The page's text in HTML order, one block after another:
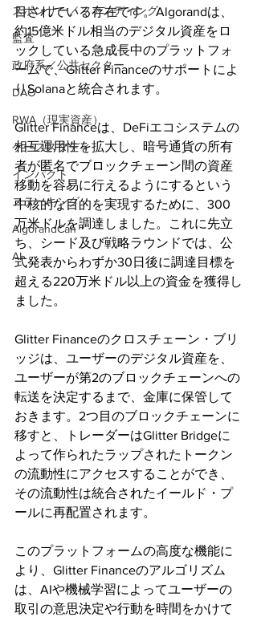
スポンサー／ファンディング
監査
政府系／公共セクター
DAO
RWA（現実資産）
ケーススタディ
インパクト
ステーキング
AlgorandCan
AI
目されている存在です。Algorandは、
約15億米ドル相当のデジタル資産をロ
ックしている急成長中のプラットフォ
ームで、Glitter Financeのサポートによ
りSolanaと統合されます。
Glitter Financeは、DeFiエコシステムの
相互運用性を拡大し、暗号通貨の所有
者が匿名でブロックチェーン間の資産
移動を容易に行えるようにするという
中核的な目的を実現するために、300
万米ドルを調達しました。これに先立
ち、シード及び戦略ラウンドでは、公
式発表からわずか30日後に調達目標を
超える220万米ドル以上の資金を獲得し
ました。
Glitter Financeのクロスチェーン・ブリ
ッジは、ユーザーのデジタル資産を、
ユーザーが第2のブロックチェーンへの
転送を決定するまで、金庫に保管して
おきます。2つ目のブロックチェーンに
移すと、トレーダーはGlitter Bridgeに
よって作られたラップされたトークン
の流動性にアクセスすることができ、
その流動性は統合されたイールド・プ
ールに再配置されます。
このプラットフォームの高度な機能に
より、Glitter Financeのアルゴリズム
は、AIや機械学習によってユーザーの
取引の意思決定や行動を時間をかけて